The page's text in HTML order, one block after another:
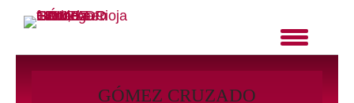
GÓMEZ CRUZADO